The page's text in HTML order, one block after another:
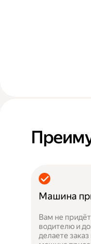
Машина
Вам не
водителю и
делаете